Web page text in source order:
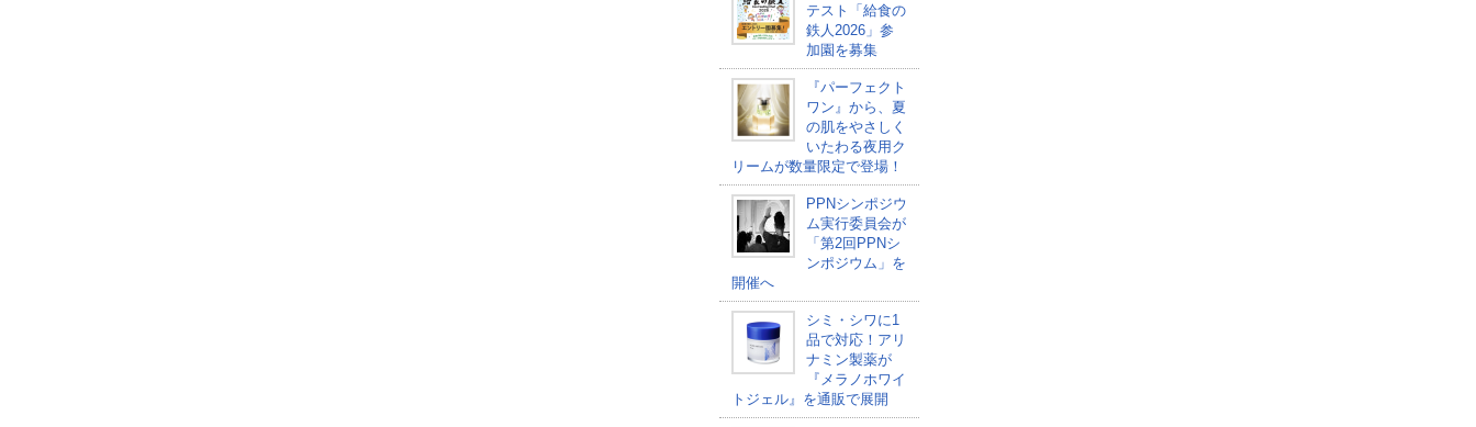
テスト「給食の
鉄人2026」参
加園を募集
『パーフェクト
ワン』から、夏
の肌をやさしく
いたわる夜用ク
リームが数量限定で登場！
PPNシンポジウ
ム実行委員会が
「第2回PPNシ
ンポジウム」を
開催へ
シミ・シワに1
品で対応！アリ
ナミン製薬が
『メラノホワイ
トジェル』を通販で展開